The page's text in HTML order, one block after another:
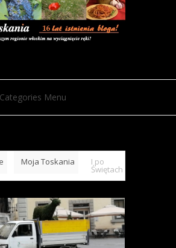
Categories Menu
Moja Toskania I po
Świętach